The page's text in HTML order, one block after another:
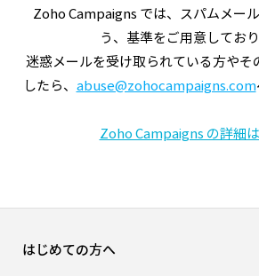
Zoho Campaigns では、スパムメー
う、基準をご用意しており
迷惑メールを受け取られている方やそ
したら、 abuse@zohocampaigns.com
Zoho Campaigns の詳細
はじめての方へ